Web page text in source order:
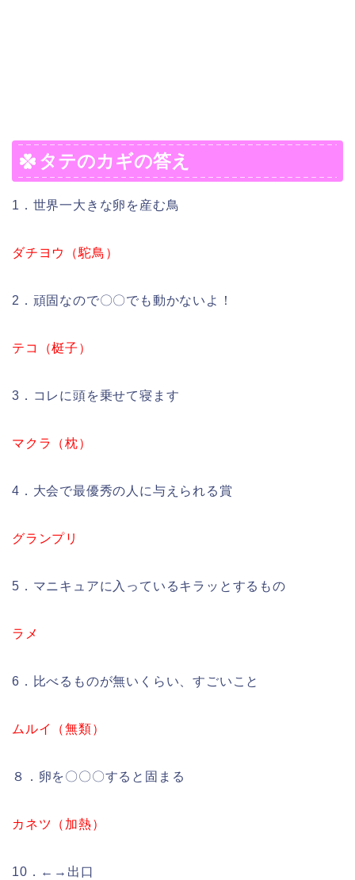
タテのカギの答え
1．世界一大きな卵を産む鳥
ダチヨウ（駝鳥）
2．頑固なので〇〇でも動かないよ！
テコ（梃子）
3．コレに頭を乗せて寝ます
マクラ（枕）
4．大会で最優秀の人に与えられる賞
グランプリ
5．マニキュアに入っているキラッとするもの
ラメ
6．比べるものが無いくらい、すごいこと
ムルイ（無類）
８．卵を〇〇〇すると固まる
カネツ（加熱）
10．←→出口